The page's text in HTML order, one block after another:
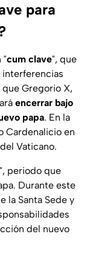
para
"cum clave", que
interferencias
Gregorio X,
encerrar bajo
papa. En la
Cardenalicio en
Vaticano.
periodo que
Durante este
la Santa Sede y
del nuevo